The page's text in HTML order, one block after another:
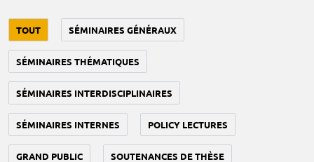
TOUT SÉMINAIRES GÉNÉRAUX
SÉMINAIRES THÉMATIQUES
SÉMINAIRES INTERDISCIPLINAIRES
SÉMINAIRES INTERNES POLICY LECTURES
GRAND PUBLIC SOUTENANCES DE THÈSE